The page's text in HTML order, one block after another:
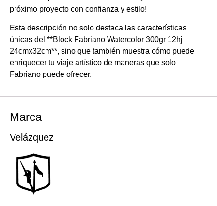
próximo proyecto con confianza y estilo!
Esta descripción no solo destaca las características
únicas del **Block Fabriano Watercolor 300gr 12hj
24cmx32cm**, sino que también muestra cómo puede
enriquecer tu viaje artístico de maneras que solo
Fabriano puede ofrecer.
Marca
Velázquez